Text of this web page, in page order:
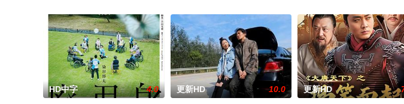
HD中字 4.0 更新HD 10.0 更新HD